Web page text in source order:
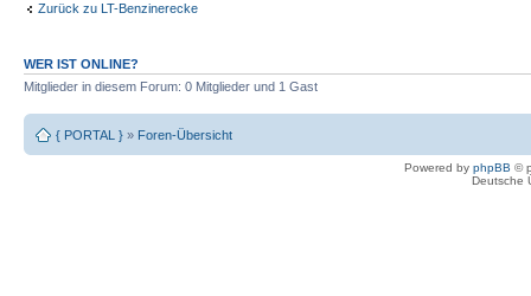
Zurück zu LT-Benzinerecke
WER IST ONLINE?
Mitglieder in diesem Forum: 0 Mitglieder und 1 Gast
{ PORTAL } » Foren-Übersicht
Powered by phpBB ©
Deutsche